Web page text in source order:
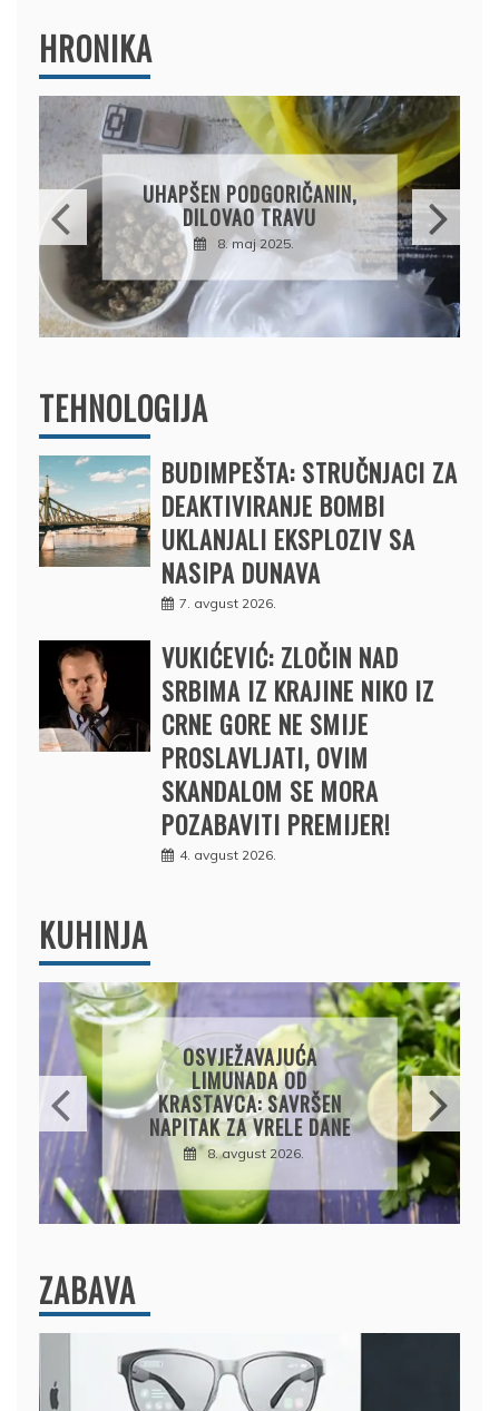
HRONIKA
DRŽAVLJANIN RUSIJE
OSUMNJIČEN DA JE
PRODAO TUĐI BMW,
DRŽAVU NAPUSTIO
BRODOM
12. februar 2025.
TEHNOLOGIJA
BUDIMPEŠTA: STRUČNJACI ZA
DEAKTIVIRANJE BOMBI
UKLANJALI EKSPLOZIV SA
NASIPA DUNAVA
7. avgust 2026.
VUKIĆEVIĆ: ZLOČIN NAD
SRBIMA IZ KRAJINE NIKO IZ
CRNE GORE NE SMIJE
PROSLAVLJATI, OVIM
SKANDALOM SE MORA
POZABAVITI PREMIJER!
4. avgust 2026.
KUHINJA
KROMPIRUŠA IZLIVAČA:
JEDNOSTAVNA PITA BEZ
KORA, HRSKAVA I
UKUSNA
8. avgust 2026.
ZABAVA